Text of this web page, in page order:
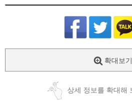
확대보기
상세 정보를 확대해